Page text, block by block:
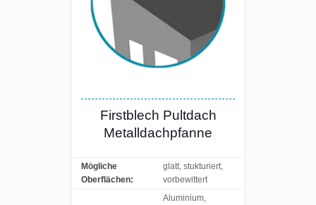
Firstblech Pultdach
Metalldachpfanne
Mögliche
Oberflächen:
glatt, stukturiert,
vorbewittert
Aluminium,